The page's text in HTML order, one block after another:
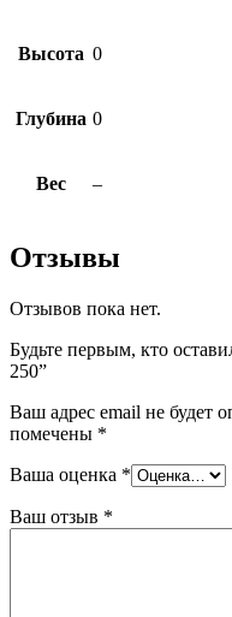
Высота 0
Глубина 0
Вес –
Отзывы
Отзывов пока нет.
Будьте первым, кто
250”
Ваш адрес email не будет
помечены *
Ваша оценка *
Ваш отзыв *